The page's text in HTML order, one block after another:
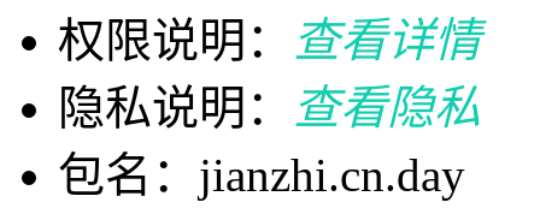
权限说明：
查看详情
隐私说明：
查看隐私
包名：jianzhi.cn.day